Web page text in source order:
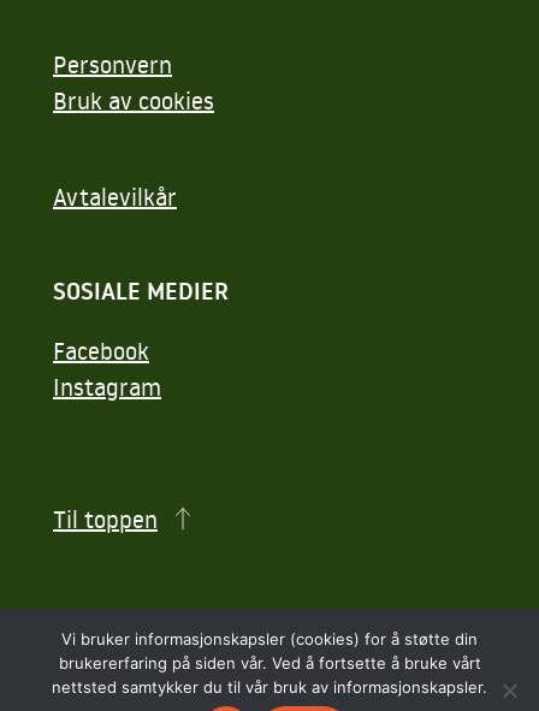
Personvern
Bruk av cookies
Avtalevilkår
SOSIALE MEDIER
Facebook
Instagram
Til toppen
© KONGSBERG GOLFBANE 2026
Vi bruker informasjonskapsler (cookies) for å støtte din
brukererfaring på siden vår. Ved å fortsette å bruke vårt
nettsted samtykker du til vår bruk av informasjonskapsler.